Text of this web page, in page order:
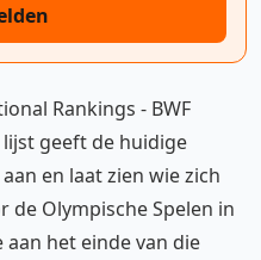
Rankings - BWF
geeft de huidige
en laat zien wie zich
Olympische Spelen in
het einde van die